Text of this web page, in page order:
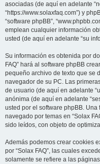
asociadas (de aquí en adelante
“https://www.solaxfaq.com”) y
“software phpBB”,
emplean cualquier información
usted (de aquí en adelante “su
Su información es obtenida por
FAQ” hará al software phpBB
pequeño archivo de texto que se
navegador de su PC. Las
de usuario (de aquí en adelante
anónima (de aquí en adelante
usted por el software phpBB.
navegado por temas en “Solax
sido leídos, con objeto de
Además podemos crear cookies
por “Solax FAQ”, las cuales
solamente se refiere a las